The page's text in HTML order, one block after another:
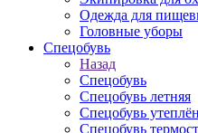
Одежда для
Головные уборы
Спецобувь
Назад
Спецобувь
Спецобувь летняя
Спецобувь
Спецобувь